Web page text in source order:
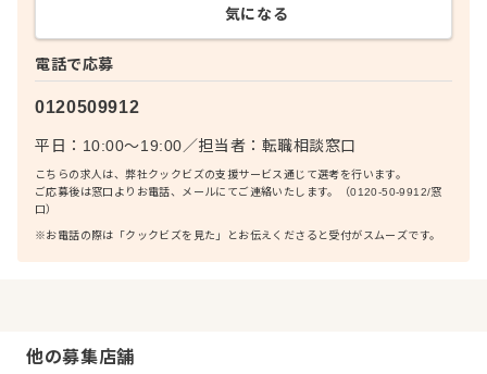
電話で応募
0120509912
平日：10:00〜19:00／担当者： 転職相談窓口
こちらの求人は、弊社クックビズの支援サービス通じて選考を行います。
ご応募後は窓口よりお電話、メールにてご連絡いたします。（0120-50-9912/窓
口）
※お電話の際は「クックビズを見た」とお伝えくださると受付がスムーズです。
気になる
他の募集店舗